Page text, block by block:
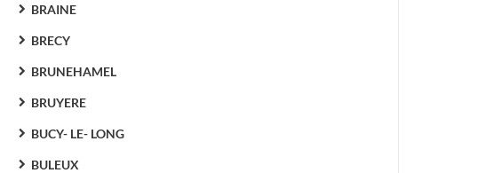
BRAINE
BRECY
BRUNEHAMEL
BRUYERE
BUCY- LE- LONG
BULEUX